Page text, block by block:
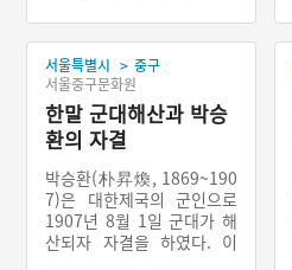
#고종황제의 비밀칙령
서울특별시 > 중구
서울중구문화원
한말 군대해산과 박승
환의 자결
박승환(朴昇煥, 1869~190
7)은 대한제국의 군인으로
1907년 8월 1일 군대가 해
산되자 자결을 하였다. 이